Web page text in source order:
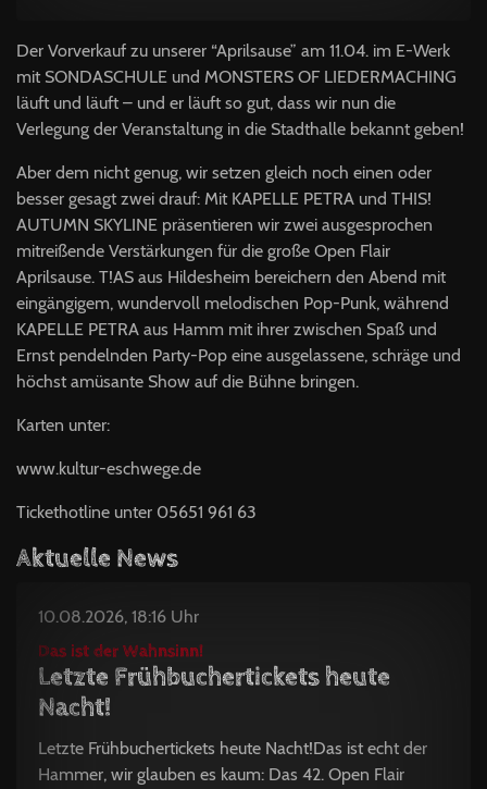
Der Vorverkauf zu unserer “Aprilsause” am 11.04. im E-Werk
mit SONDASCHULE und MONSTERS OF LIEDERMACHING
läuft und läuft – und er läuft so gut, dass wir nun die
Verlegung der Veranstaltung in die Stadthalle bekannt geben!
Aber dem nicht genug, wir setzen gleich noch einen oder
besser gesagt zwei drauf: Mit KAPELLE PETRA und THIS!
AUTUMN SKYLINE präsentieren wir zwei ausgesprochen
mitreißende Verstärkungen für die große Open Flair
Aprilsause. T!AS aus Hildesheim bereichern den Abend mit
eingängigem, wundervoll melodischen Pop-Punk, während
KAPELLE PETRA aus Hamm mit ihrer zwischen Spaß und
Ernst pendelnden Party-Pop eine ausgelassene, schräge und
höchst amüsante Show auf die Bühne bringen.
Karten unter:
www.kultur-eschwege.de
Tickethotline unter 05651 961 63
Aktuelle News
10.08.2026, 18:16 Uhr
Das ist der Wahnsinn!
Letzte Frühbuchertickets heute
Nacht!
Letzte Frühbuchertickets heute Nacht!Das ist echt der
Hammer, wir glauben es kaum: Das 42. Open Flair